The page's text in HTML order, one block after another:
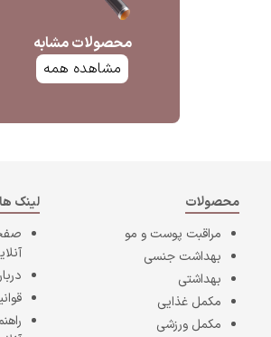
محصولات مشابه
مشاهده همه
محصولات
مراقبت پوست و مو
بهداشت جنسی
بهداشتی
مکمل غذایی
مکمل ورزشی
لینک